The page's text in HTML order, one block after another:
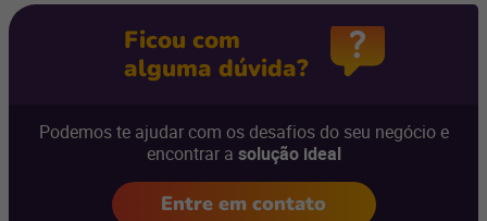
Ficou com
alguma dúvida?
Podemos te ajudar com os desafios do seu negócio e
encontrar a solução ideal
Entre em contato